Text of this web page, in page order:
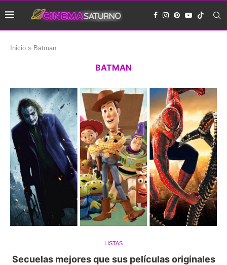
Inicio » Batman
BATMAN
LISTAS
Secuelas mejores que sus películas originales